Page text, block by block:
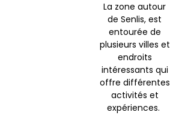
La zone autour
de Senlis, est
entourée de
plusieurs villes et
endroits
intéressants qui
offre différentes
activités et
expériences.